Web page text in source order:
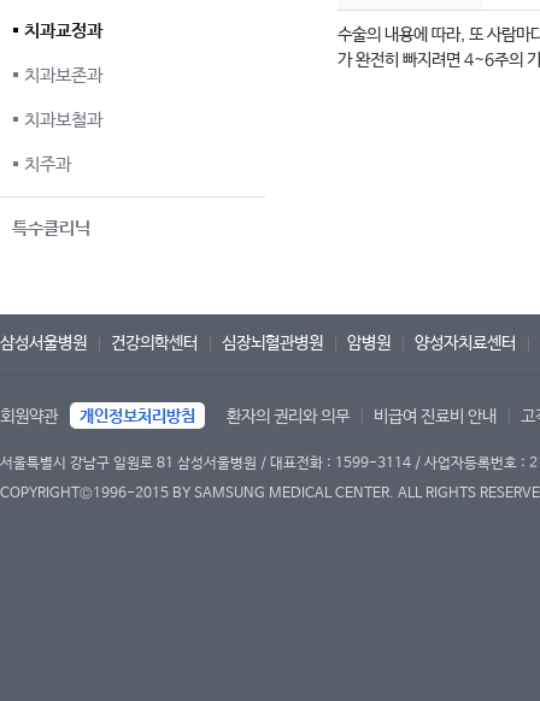
치과교정과
치과보존과
치과보철과
치주과
특수클리닉
수술의 내용에 따라, 또 사람마
가 완전히 빠지려면 4~6주의
삼성서울병원 건강의학센터 심장뇌혈관병원 암병원 양성자치료센터
회원약관 개인정보처리방침 환자의 권리와 의무 비급여 진료비 안내 고
서울특별시 강남구 일원로 81 삼성서울병원 / 대표전화 : 1599-3114 / 사업자등록번호
COPYRIGHT©1996-2015 BY SAMSUNG MEDICAL CENTER. ALL RIGHTS